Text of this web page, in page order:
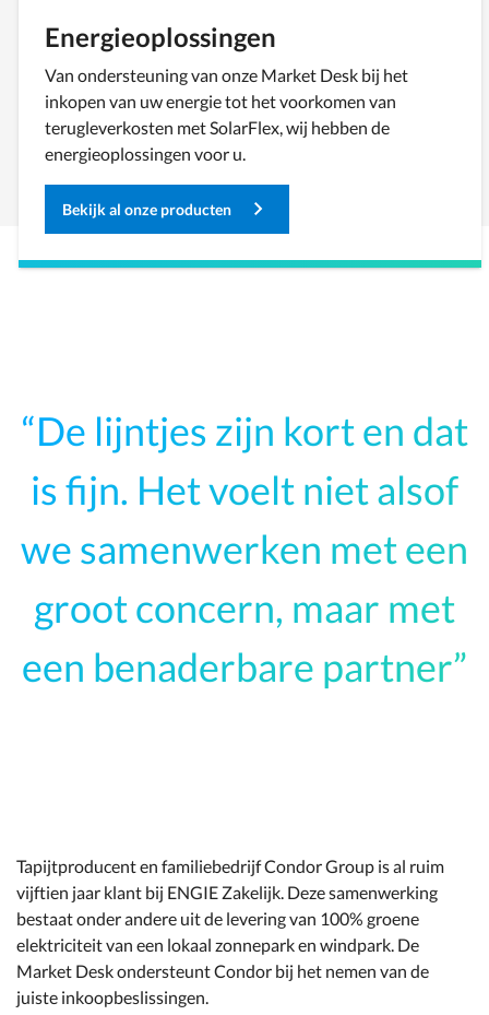
Energieoplossingen
Van ondersteuning van onze Market Desk bij het
inkopen van uw energie tot het voorkomen van
terugleverkosten met SolarFlex, wij hebben de
energieoplossingen voor u.
Bekijk al onze producten
De lijntjes zijn kort en dat
is fijn. Het voelt niet alsof
we samenwerken met een
groot concern, maar met
een benaderbare partner
Tapijtproducent en familiebedrijf Condor Group is al ruim
vijftien jaar klant bij ENGIE Zakelijk. Deze samenwerking
bestaat onder andere uit de levering van 100% groene
elektriciteit van een lokaal zonnepark en windpark. De
Market Desk ondersteunt Condor bij het nemen van de
juiste inkoopbeslissingen.